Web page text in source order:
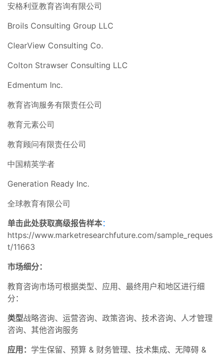
安格利亚教育咨询有限公司
Broils Consulting Group LLC
ClearView Consulting Co.
Colton Strawser Consulting LLC
Edmentum Inc.
教育咨询服务有限责任公司
教育元素公司
教育顾问有限责任公司
中国精英学者
Generation Ready Inc.
全球教育有限公司
单击此处获取高级报告样本：
https://www.marketresearchfuture.com/sample_reques
t/11663
市场细分：
教育咨询市场可根据类型、应用、最终用户和地区进行细
分：
类型战略咨询、运营咨询、政策咨询、技术咨询、人才管理
咨询、其他咨询服务
应用： 学生保留、预算 & 财务管理、技术集成、无障碍 &